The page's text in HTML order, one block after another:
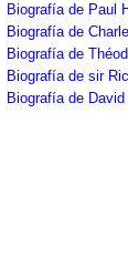
Biografía de Paul
Biografía de
Biografía de
Biografía de sir
Biografía de